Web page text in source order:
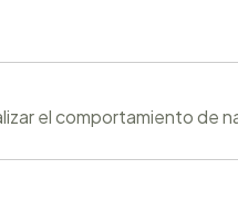
el comportamiento de